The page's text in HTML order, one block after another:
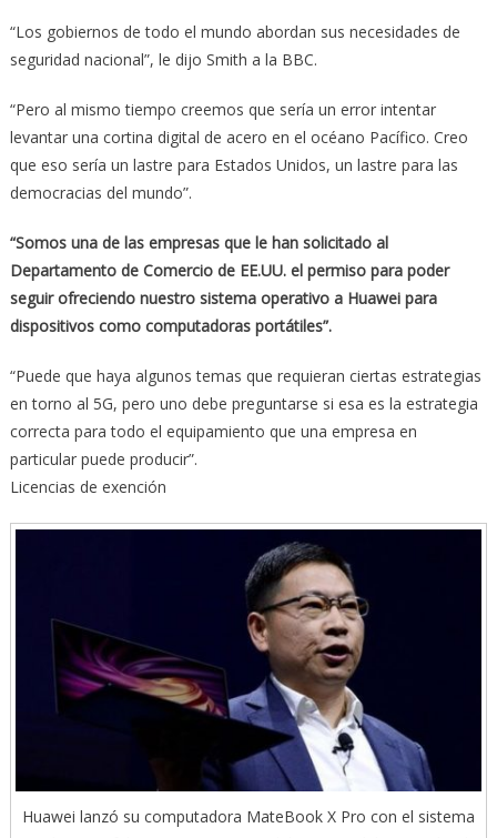
“Los gobiernos de todo el mundo abordan sus necesidades de
seguridad nacional”, le dijo Smith a la BBC.
“Pero al mismo tiempo creemos que sería un error intentar
levantar una cortina digital de acero en el océano Pacífico. Creo
que eso sería un lastre para Estados Unidos, un lastre para las
democracias del mundo”.
“Somos una de las empresas que le han solicitado al
Departamento de Comercio de EE.UU. el permiso para poder
seguir ofreciendo nuestro sistema operativo a Huawei para
dispositivos como computadoras portátiles”.
“Puede que haya algunos temas que requieran ciertas estrategias
en torno al 5G, pero uno debe preguntarse si esa es la estrategia
correcta para todo el equipamiento que una empresa en
particular puede producir”.
Licencias de exención
Huawei lanzó su computadora MateBook X Pro con el sistema